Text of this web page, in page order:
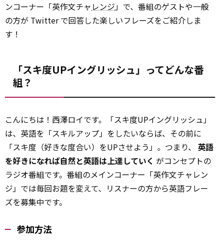
ンコーナー「英作文チャ レンジ」で、番組のゲストや一般
の方が Twitter で回答した楽しいフレーズをご紹介しま
す！
「スキ度UPイングリッシュ」ってどんな番
組？
こんにちは！西澤ロイです。「スキ度UPイングリッシュ」
は、英語を「スキルアップ」をしたいならば、その前に
「スキ度（好きな度合い）をUPさせよう」。つまり、 英語
を好きになれば自然と英語は上達していく がコンセプトの
ラジオ番組です。番組のメインコーナー「英作文チャレン
ジ」では毎回お題を変えて、リスナーの方から英語フレー
ズを募集中です。
参加方法